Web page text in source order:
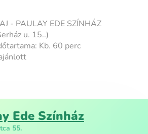
- PAULAY EDE SZÍNHÁZ
u. 15..)
Kb. 60 perc
Ede Színház
55.